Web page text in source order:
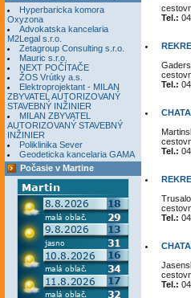
Hyperbaricka komora
Oxyzona
Advokatska kancelaria
M2Legal s.r.o.
Zetagroup Consulting s.r.o.
Mauric s.r.o.
NEXT POČÍTAČE
ŽOS Vrútky a.s.
Elektroprojektant - MILAN
ZBYVATEL AUTORIZOVANÝ
STAVEBNÝ INŽINIER
MILAN ZBYVATEL
AUTORIZOVANÝ STAVEBNÝ
INŽINIER
Poliklinika Sever
Geodeticka kancelaria GAMA
Počasie v Martine
Tel.:
Tel.:
Tel.:
Tel.:
Tel.: